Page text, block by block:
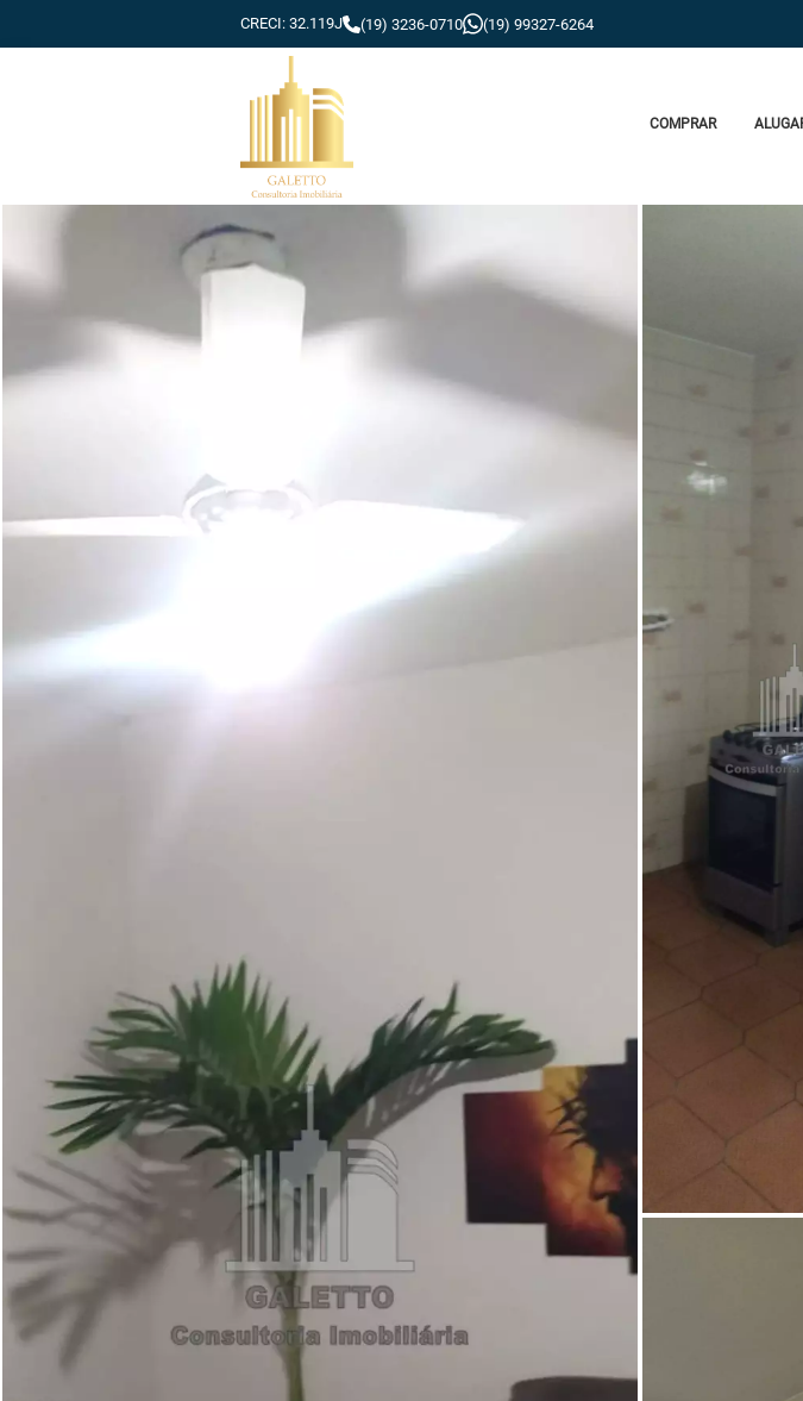
CRECI: 32.119J (19) 3236-0710 (19) 99327-6264
COMPRAR